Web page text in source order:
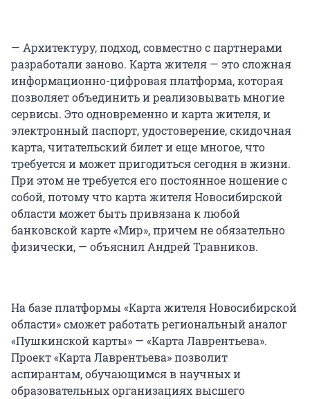
— Архитектуру, подход, совместно с партнерами
разработали заново. Карта жителя — это сложная
информационно-цифровая платформа, которая
позволяет объединить и реализовывать многие
сервисы. Это одновременно и карта жителя, и
электронный паспорт, удостоверение, скидочная
карта, читательский билет и еще многое, что
требуется и может пригодиться сегодня в жизни.
При этом не требуется его постоянное ношение с
собой, потому что карта жителя Новосибирской
области может быть привязана к любой
банковской карте «Мир», причем не обязательно
физически, — объяснил Андрей Травников.
На базе платформы «Карта жителя Новосибирской
области» сможет работать региональный аналог
«Пушкинской карты» — «Карта Лаврентьева».
Проект «Карта Лаврентьева» позволит
аспирантам, обучающимся в научных и
образовательных организациях высшего